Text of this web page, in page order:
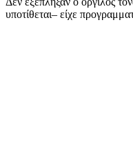
υποτίθεται– είχε